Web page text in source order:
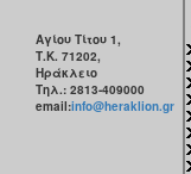
Αγίου Τίτου 1,
Τ.Κ. 71202,
Ηράκλειο
Τηλ.: 2813-409000
email:info@heraklion.gr